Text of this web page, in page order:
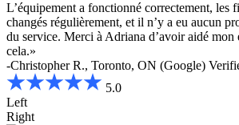
L’équipement a fonctionné correctement, les
changés régulièrement, et il n’y a eu aucun
du service. Merci à Adriana d’avoir aidé mon
cela.»
-Christopher R., Toronto, ON (Google)
5.0
Left
Right